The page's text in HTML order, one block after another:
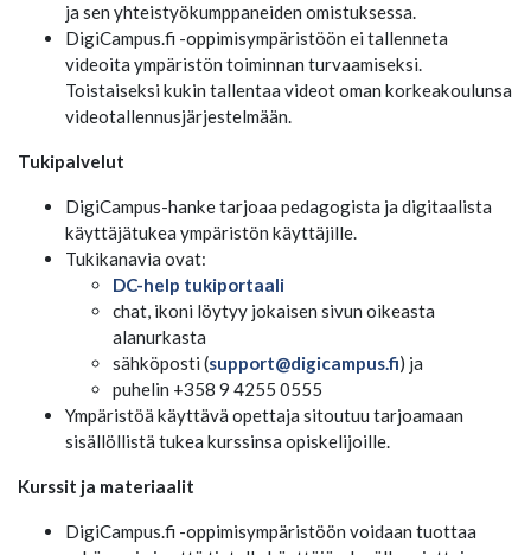
ja sen yhteistyökumppaneiden omistuksessa.
DigiCampus.fi -oppimisympäristöön ei tallenneta
videoita ympäristön toiminnan turvaamiseksi.
Toistaiseksi kukin tallentaa videot oman korkeakoulunsa
videotallennusjärjestelmään.
Tukipalvelut
DigiCampus-hanke tarjoaa pedagogista ja digitaalista
käyttäjätukea ympäristön käyttäjille.
Tukikanavia ovat:
DC-help tukiportaali
chat, ikoni löytyy jokaisen sivun oikeasta
alanurkasta
sähköposti (support@digicampus.fi) ja
puhelin +358 9 4255 0555
Ympäristöä käyttävä opettaja sitoutuu tarjoamaan
sisällöllistä tukea kurssinsa opiskelijoille.
Kurssit ja materiaalit
DigiCampus.fi -oppimisympäristöön voidaan tuottaa